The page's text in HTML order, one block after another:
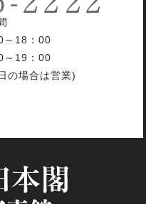
18：00
19：00
の場合は営業)